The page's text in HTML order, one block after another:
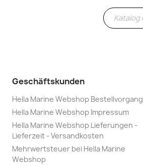
Geschäftskunden
Hella Marine Webshop Bestellvorgang
Hella Marine Webshop Impressum
Hella Marine Webshop Lieferungen -
Lieferzeit - Versandkosten
Mehrwertsteuer bei Hella Marine
Webshop